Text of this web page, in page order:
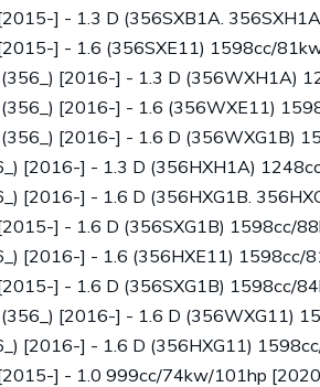
[2015-] - 1.3 D (356SXB1A.
[2015-] - 1.6 (356SXE11) 1598cc/
(356_) [2016-] - 1.3 D
(356_) [2016-] - 1.6 (356WXE11)
(356_) [2016-] - 1.6 D
[2016-] - 1.3 D (356HXH1A)
[2016-] - 1.6 D (356HXG1B.
[2015-] - 1.6 D (356SXG1B) 1598cc/
[2016-] - 1.6 (356HXE11)
[2015-] - 1.6 D (356SXG1B) 1598cc/
(356_) [2016-] - 1.6 D
[2016-] - 1.6 D (356HXG11)
[2015-] - 1.0 999cc/74kw/101hp